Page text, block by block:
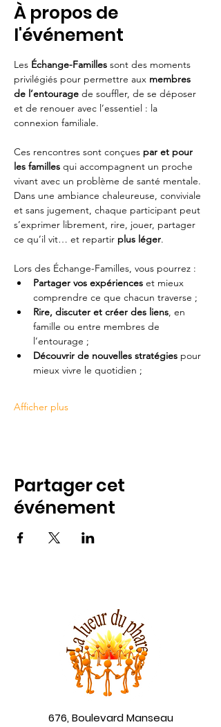
À propos de
l'événement
Les Échange-Familles sont des moments
privilégiés pour permettre aux membres
de l’entourage de souffler, de se déposer
et de renouer avec l’essentiel : la
connexion familiale.
Ces rencontres sont conçues par et pour
les familles qui accompagnent un proche
vivant avec un problème de santé mentale.
Dans une ambiance chaleureuse, conviviale
et sans jugement, chaque participant peut
s’exprimer librement, rire, jouer, partager
ce qu’il vit… et repartir plus léger.
Lors des Échange-Familles, vous pourrez :
Partager vos expériences et mieux
comprendre ce que chacun traverse ;
Rire, discuter et créer des liens, en
famille ou entre membres de
l’entourage ;
Découvrir de nouvelles stratégies pour
mieux vivre le quotidien ;
Afficher plus
Partager cet
événement
676, Boulevard Manseau